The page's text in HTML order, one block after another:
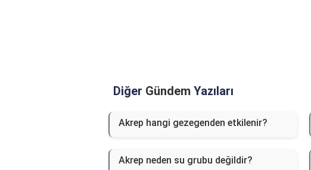
Diğer Gündem Yazıları
Akrep hangi gezegenden etkilenir?
Akrep neden su grubu değildir?